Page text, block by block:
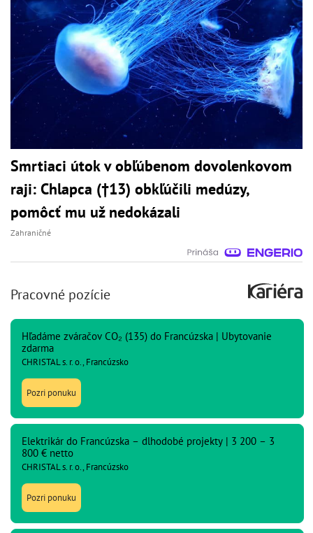
Smrtiaci útok v obľúbenom dovolenkovom
raji: Chlapca (†13) obkľúčili medúzy,
pomôcť mu už nedokázali
Zahraničné
Pracovné pozície
Hľadáme zváračov CO₂ (135) do Francúzska | Ubytovanie
zdarma
CHRISTAL s. r. o., Francúzsko
Pozri ponuku
Elektrikár do Francúzska – dlhodobé projekty | 3 200 – 3
800 € netto
CHRISTAL s. r. o., Francúzsko
Pozri ponuku